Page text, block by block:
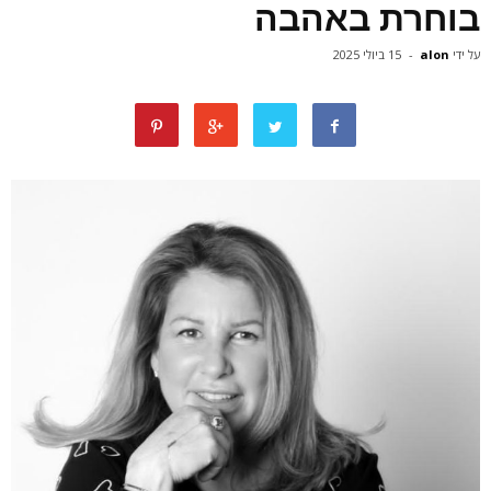
בוחרת באהבה
על ידי alon
- 15 ביולי 2025